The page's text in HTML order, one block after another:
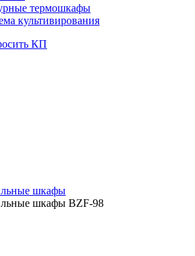
термошкафы
культивирования
КП
шкафы
шкафы BZF-98